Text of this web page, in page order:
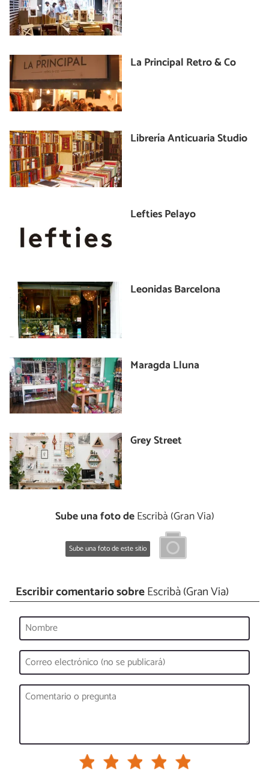
La Principal Retro & Co
Librería Anticuaria Studio
Lefties Pelayo
Leonidas Barcelona
Maragda Lluna
Grey Street
Sube una foto deEscribà (Gran Via)
Sube una foto de este sitio
Escribir comentario sobreEscribà (Gran Via)